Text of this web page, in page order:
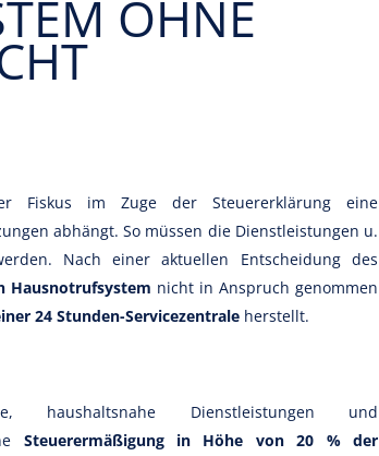
OHNE
Fiskus im Zuge der Steuererklärung eine
abhängt. So müssen die Dienstleistungen u.
Nach einer aktuellen Entscheidung des
Hausnotrufsystem nicht in Anspruch genommen
24 Stunden-Servicezentrale herstellt.
haushaltsnahe Dienstleistungen und
Steuerermäßigung in Höhe von 20 % der